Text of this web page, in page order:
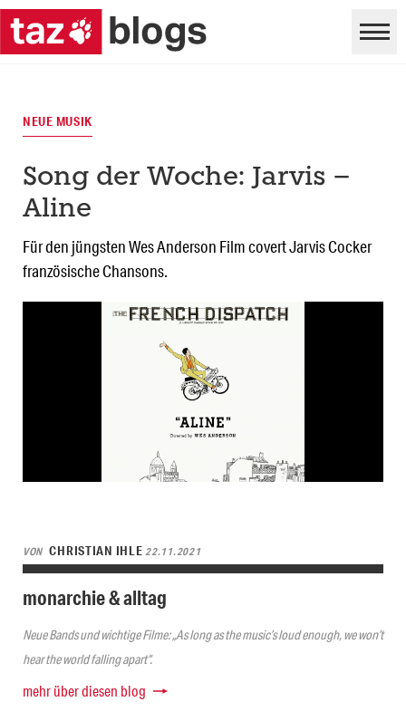
NEUE MUSIK
Song der Woche: Jarvis –
Aline
Für den jüngsten Wes Anderson Film covert Jarvis Cocker
französische Chansons.
VON CHRISTIAN IHLE22.11.2021
monarchie & alltag
Neue Bands und wichtige Filme: „As long as the music’s loud enough, we won’t
hear the world falling apart“.
mehr über diesen blog